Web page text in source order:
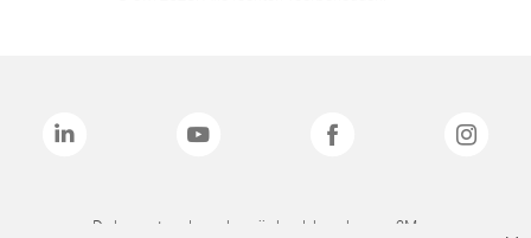
De bovenstaande merken zijn handelsmerken van 3M.we